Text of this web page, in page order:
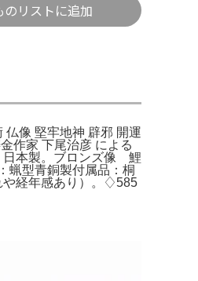
のリストに追加
像 堅牢地神 辟邪 開運
作家 下尾治彦 による
日本製。ブロンズ像 鯉
蝋型青銅製付属品：桐
や経年感あり）。♢585